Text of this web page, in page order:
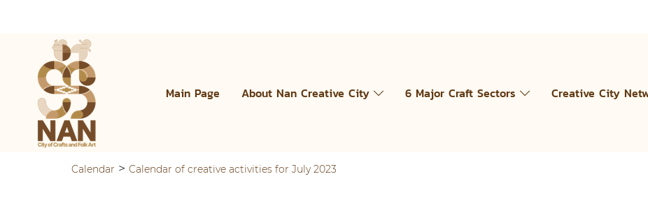
Main Page About Nan Creative City 6 Major Craft Sectors Creative City
Calendar > Calendar of creative activities for July 2023